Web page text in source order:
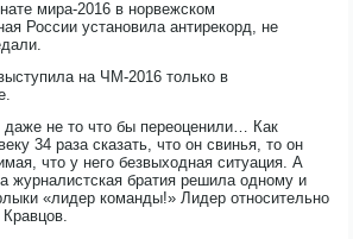
мира-2016 в норвежском
России установила антирекорд, не
на ЧМ-2016 только в
даже не то что бы переоценили… Как
34 раза сказать, что он свинья, то он
что у него безвыходная ситуация. А
журналистская братия решила одному и
«лидер команды!» Лидер относительно
Кравцов.